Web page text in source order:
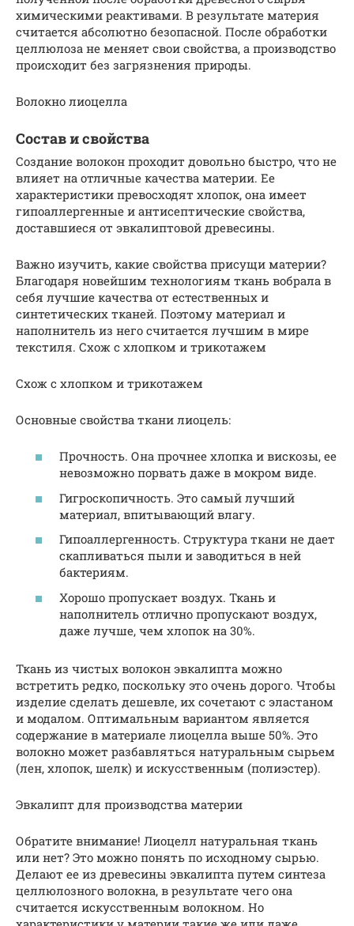
химическими реактивами. В результате материя
считается абсолютно безопасной. После обработки
целлюлоза не меняет свои свойства, а производство
происходит без загрязнения природы.
Волокно лиоцелла
Состав и свойства
Создание волокон проходит довольно быстро, что не
влияет на отличные качества материи. Ее
характеристики превосходят хлопок, она имеет
гипоаллергенные и антисептические свойства,
доставшиеся от эвкалиптовой древесины.
Важно изучить, какие свойства присущи материи?
Благодаря новейшим технологиям ткань вобрала в
себя лучшие качества от естественных и
синтетических тканей. Поэтому материал и
наполнитель из него считается лучшим в мире
текстиля. Схож с хлопком и трикотажем
Схож с хлопком и трикотажем
Основные свойства ткани лиоцель:
Прочность. Она прочнее хлопка и вискозы, ее
невозможно порвать даже в мокром виде.
Гигроскопичность. Это самый лучший
материал, впитывающий влагу.
Гипоаллергенность. Структура ткани не дает
скапливаться пыли и заводиться в ней
бактериям.
Хорошо пропускает воздух. Ткань и
наполнитель отлично пропускают воздух,
даже лучше, чем хлопок на 30%.
Ткань из чистых волокон эвкалипта можно
встретить редко, поскольку это очень дорого. Чтобы
изделие сделать дешевле, их сочетают с эластаном
и модалом. Оптимальным вариантом является
содержание в материале лиоцелла выше 50%. Это
волокно может разбавляться натуральным сырьем
(лен, хлопок, шелк) и искусственным (полиэстер).
Эвкалипт для производства материи
Обратите внимание! Лиоцелл натуральная ткань
или нет? Это можно понять по исходному сырью.
Делают ее из древесины эвкалипта путем синтеза
целлюлозного волокна, в результате чего она
считается искусственным волокном. Но